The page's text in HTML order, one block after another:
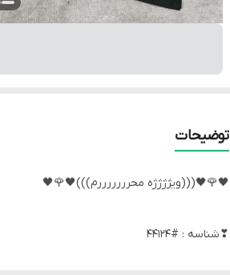
توضیحات
🖤🌹🖤(((ویژژژژه محرررررررم)))🖤🌹🖤
❣شناسه : #44124